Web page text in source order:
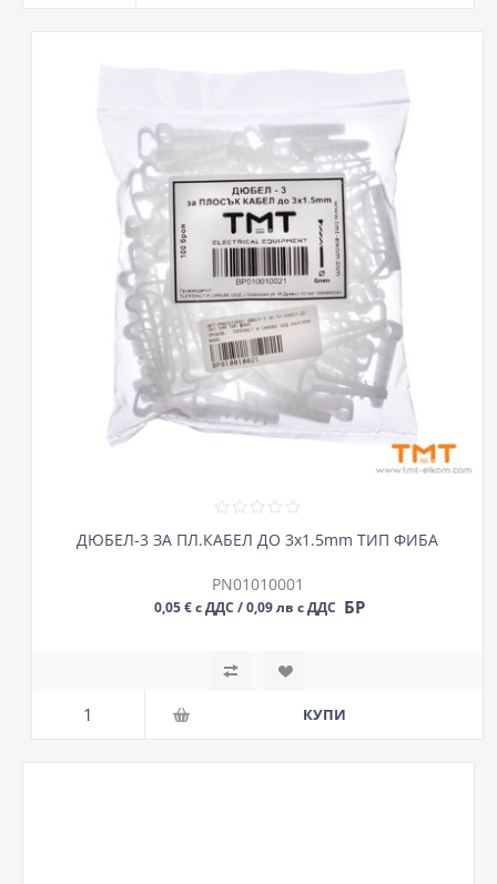
ДЮБЕЛ-3 ЗА ПЛ.КАБЕЛ ДО 3х1.5mm ТИП ФИБА
PN01010001
0,05 € с ДДС / 0,09 лв с ДДС БР